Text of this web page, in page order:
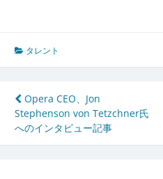
タレント
投
稿
ナ
Opera CEO、Jon
Stephenson von Tetzchner氏
へのインタビュー記事